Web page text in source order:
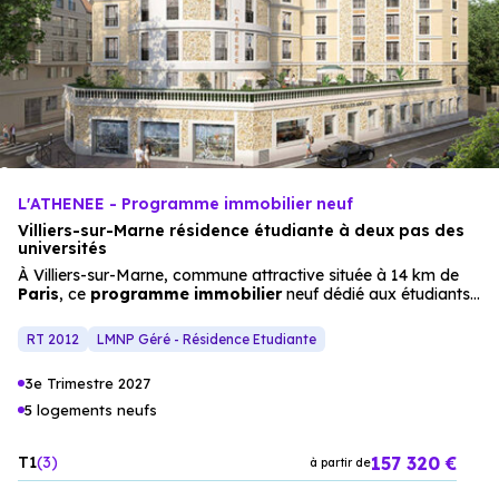
L'ATHENEE - Programme immobilier neuf
Villiers-sur-Marne résidence étudiante à deux pas des
universités
À Villiers-sur-Marne, commune attractive située à 14 km de
Paris, ce programme immobilierneuf dédié aux étudiants
desserte entransportsen commun. La ville offre un cadre
de viedynamiqueet fonctionnel, parfaitement adapté aux
investisseurs. Cette résidence s’inscrit dans une approche
écologique, pensée pour conjuguer confort, durabilité et
neufs spécialement conçus pour la vie étudiante. Son
architecture mêle habilement esprit traditionnel et écriture
RT 2012 LMNP Géré - Résidence Etudiante
3e Trimestre 2027
5 logements neufs
T1 3 à partir de157 320 €